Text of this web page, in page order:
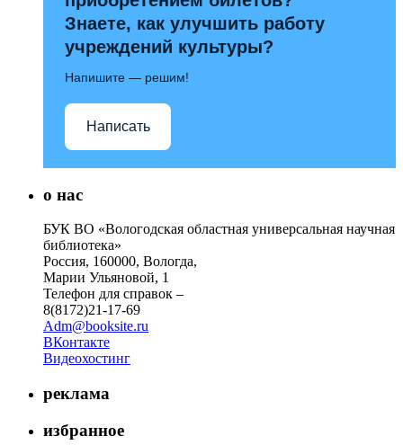
Знаете, как улучшить работу
учреждений культуры?
Напишите — решим!
Написать
о нас
БУК ВО «Вологодская областная универсальная научная
библиотека»
Россия, 160000, Вологда,
Марии Ульяновой, 1
Телефон для справок –
8(8172)21-17-69
Adm@booksite.ru
ВКонтакте
Видеохостинг
реклама
избранное